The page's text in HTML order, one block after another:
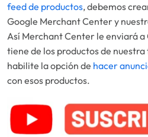
feed de productos, debemos
Google Merchant Center y
Así Merchant Center le enviará a
tiene de los productos de nuestra
habilite la opción de hacer
con esos productos.